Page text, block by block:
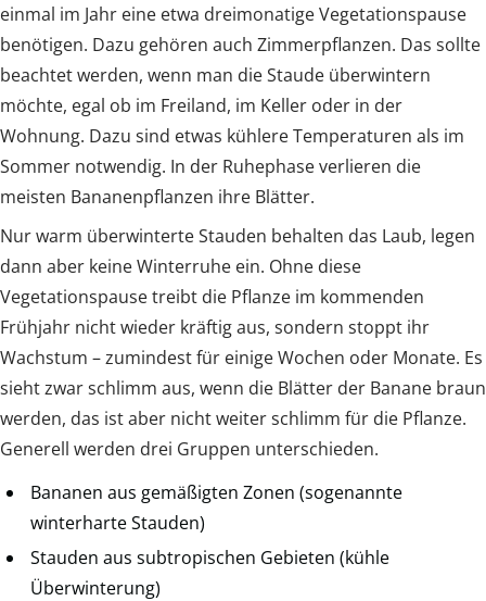
einmal im Jahr eine etwa dreimonatige Vegetationspause
benötigen. Dazu gehören auch Zimmerpflanzen. Das sollte
beachtet werden, wenn man die Staude überwintern
möchte, egal ob im Freiland, im Keller oder in der
Wohnung. Dazu sind etwas kühlere Temperaturen als im
Sommer notwendig. In der Ruhephase verlieren die
meisten Bananenpflanzen ihre Blätter.
Nur warm überwinterte Stauden behalten das Laub, legen
dann aber keine Winterruhe ein. Ohne diese
Vegetationspause treibt die Pflanze im kommenden
Frühjahr nicht wieder kräftig aus, sondern stoppt ihr
Wachstum – zumindest für einige Wochen oder Monate. Es
sieht zwar schlimm aus, wenn die Blätter der Banane braun
werden, das ist aber nicht weiter schlimm für die Pflanze.
Generell werden drei Gruppen unterschieden.
Bananen aus gemäßigten Zonen (sogenannte
winterharte Stauden)
Stauden aus subtropischen Gebieten (kühle
Überwinterung)